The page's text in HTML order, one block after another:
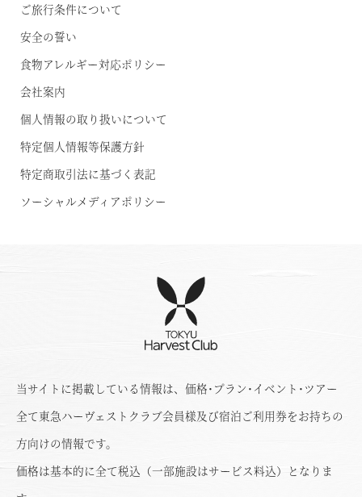
ご旅行条件について
安全の誓い
食物アレルギー対応ポリシー
会社案内
個人情報の取り扱いについて
特定個人情報等保護方針
特定商取引法に基づく表記
ソーシャルメディアポリシー
当サイトに掲載している情報は、価格･プラン･イベント･ツアー
全て東急ハーヴェストクラブ会員様及び宿泊ご利用券をお持ちの
方向けの情報です。
価格は基本的に全て税込（一部施設はサービス料込）となりま